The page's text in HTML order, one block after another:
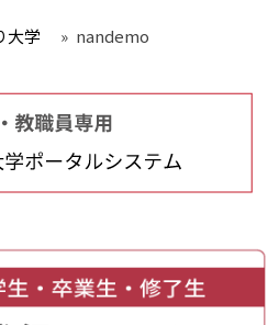
大学 » nandemo